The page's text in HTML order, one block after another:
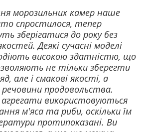
морозильних камер наше
спростилося, тепер
зберігатися до року без
Деякі сучасні моделі
високою здатністю, що
не тільки зберегти
але і смакові якості, а
продовольства.
використовуються
м'яса та риби, оскільки їм
протипоказані. Ви